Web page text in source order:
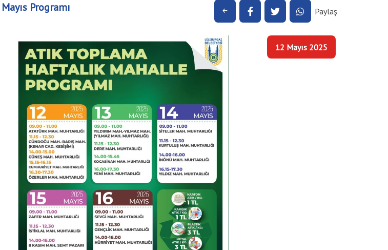
Programı Paylaş
12 Mayıs 2025